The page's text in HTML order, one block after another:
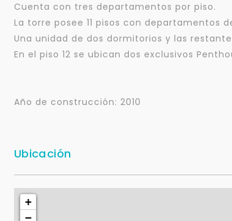
Cuenta con tres departamentos por piso.
La torre posee 11 pisos con departamentos
Una unidad de dos dormitorios y las
En el piso 12 se ubican dos exclusivos
Año de construcción: 2010
Ubicación
+
−